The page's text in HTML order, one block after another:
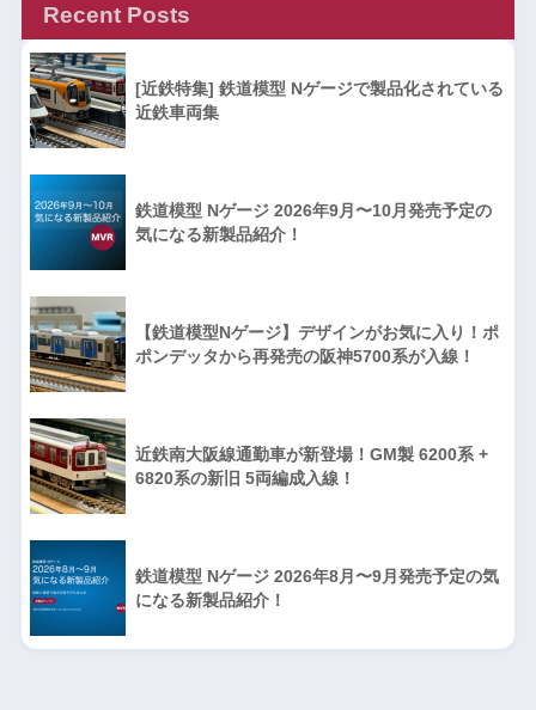
Recent Posts
[近鉄特集] 鉄道模型 Nゲージで製品化されている
近鉄車両集
鉄道模型 Nゲージ 2026年9月〜10月発売予定の
気になる新製品紹介！
【鉄道模型Nゲージ】デザインがお気に入り！ポ
ポンデッタから再発売の阪神5700系が入線！
近鉄南大阪線通勤車が新登場！GM製 6200系 +
6820系の新旧 5両編成入線！
鉄道模型 Nゲージ 2026年8月〜9月発売予定の気
になる新製品紹介！